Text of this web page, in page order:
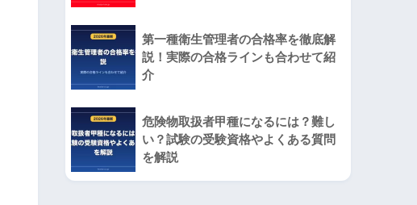
第一種衛生管理者の合格率を徹底解
説！実際の合格ラインも合わせて紹
介
危険物取扱者甲種になるには？難し
い？試験の受験資格やよくある質問
を解説